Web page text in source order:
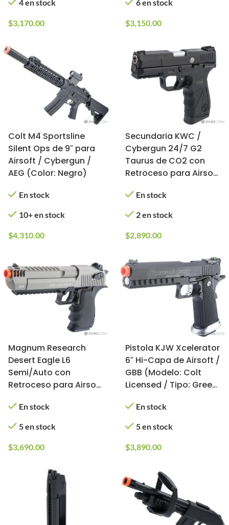
4 en stock
$3,170.00
6 en stock
$3,150.00
Colt M4 Sportsline
Silent Ops de 9″ para
Airsoft / Cybergun /
AEG (Color: Negro)
En stock
10+ en stock
$4,310.00
Secundaria KWC /
Cybergun 24/7 G2
Taurus de CO2 con
Retroceso para Airsoft
En stock
2 en stock
$2,890.00
Magnum Research
Desert Eagle L6
Semi/Auto con
Retroceso para Airsoft
En stock
5 en stock
$3,690.00
Pistola KJW Xcelerator
6″ Hi-Capa de Airsoft /
GBB (Modelo: Colt
Licensed / Tipo: Green
En stock
5 en stock
$3,890.00